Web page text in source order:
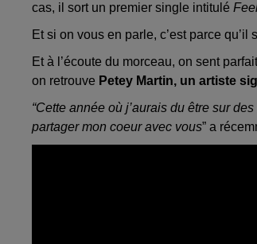
cas, il sort un premier single intitulé
Et si on vous en parle, c’est parce qu’il
Et à l’écoute du morceau, on sent
on retrouve Petey Martin, un artiste
“Cette année où j’aurais du être sur
partager mon coeur avec vous” a